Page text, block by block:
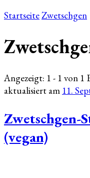
StartseiteZwetschgen
Angezeigt: 1 - 1 von
aktualisiert am 11.
Zwetschgen-
(vegan)